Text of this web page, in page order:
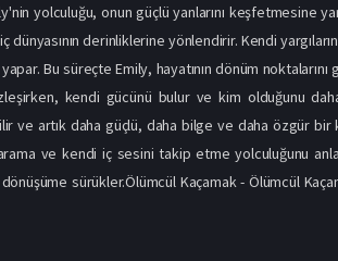
yolculuğu, onun güçlü yanlarını keşfetmesine
derinliklerine yönlendirir. Kendi
Bu süreçte Emily, hayatının dönüm
kendi gücünü bulur ve kim olduğunu
ve artık daha güçlü, daha bilge ve daha özgür bir
ve kendi iç sesini takip etme yolculuğunu
sürükler.Ölümcül Kaçamak - Ölümcül